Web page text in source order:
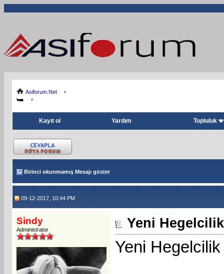
Asiforum.Net
Kayıt ol Yardım Topluluk
Birinci okunmamış Mesajı göster
09-12-2017, 10:44 PM
Sindy
Administrator Yeni
Yeni